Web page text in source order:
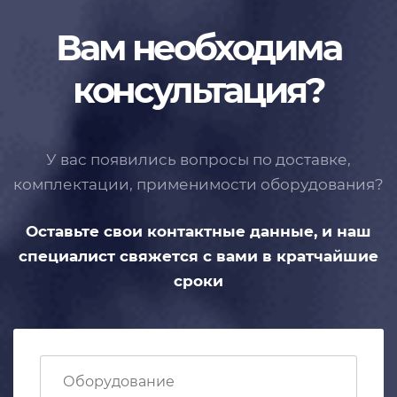
Вам необходима
консультация?
У вас появились вопросы по доставке,
комплектации, применимости оборудования?
Оставьте свои контактные данные, и наш
специалист свяжется с вами в кратчайшие
сроки